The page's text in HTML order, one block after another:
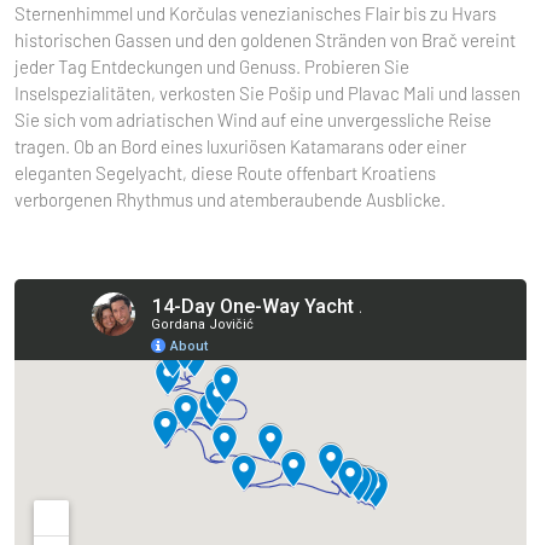
Sternenhimmel und Korčulas venezianisches Flair bis zu Hvars
historischen Gassen und den goldenen Stränden von Brač vereint
jeder Tag Entdeckungen und Genuss. Probieren Sie
Inselspezialitäten, verkosten Sie Pošip und Plavac Mali und lassen
Sie sich vom adriatischen Wind auf eine unvergessliche Reise
tragen. Ob an Bord eines luxuriösen Katamarans oder einer
eleganten Segelyacht, diese Route offenbart Kroatiens
verborgenen Rhythmus und atemberaubende Ausblicke.